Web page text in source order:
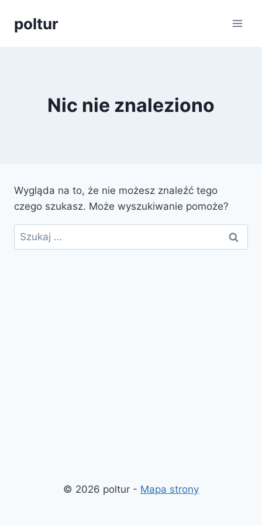
poltur
Nic nie znaleziono
Wygląda na to, że nie możesz znaleźć tego
czego szukasz. Może wyszukiwanie pomoże?
Szukaj:
© 2026 poltur - Mapa strony